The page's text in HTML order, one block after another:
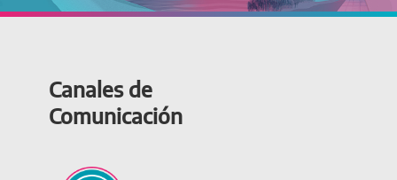
Canales de
Comunicación